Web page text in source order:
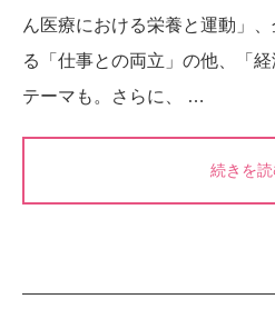
ん医療における栄養と運動」
る「仕事との両立」の他、「
テーマも。さらに、 …
続きを読